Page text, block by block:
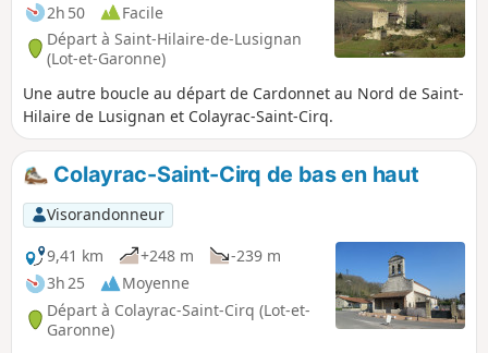
2h 50
Facile
Départ à Saint-Hilaire-de-Lusignan
(Lot-et-Garonne)
Une autre boucle au départ de Cardonnet au Nord de Saint-
Hilaire de Lusignan et Colayrac-Saint-Cirq.
Colayrac-Saint-Cirq de bas en haut
Visorandonneur
9,41 km
+248 m
-239 m
3h 25
Moyenne
Départ à Colayrac-Saint-Cirq (Lot-et-
Garonne)